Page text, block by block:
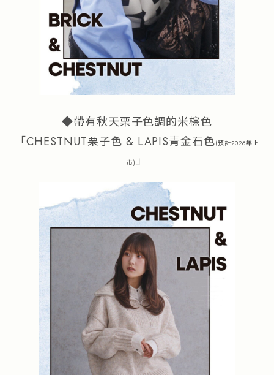
◆帶有秋天栗子色調的米棕色
「CHESTNUT栗子色 & LAPIS青金石色(預計2026年上
市)」